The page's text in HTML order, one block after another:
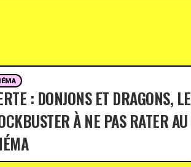
: DONJONS ET DRAGONS, LE
À NE PAS RATER AU